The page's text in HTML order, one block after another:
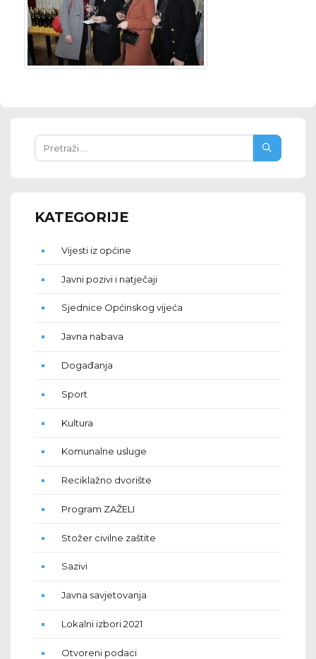
KATEGORIJE
Vijesti iz općine
Javni pozivi i natječaji
Sjednice Općinskog vijeća
Javna nabava
Događanja
Sport
Kultura
Komunalne usluge
Reciklažno dvorište
Program ZAŽELI
Stožer civilne zaštite
Sazivi
Javna savjetovanja
Lokalni izbori 2021
Otvoreni podaci